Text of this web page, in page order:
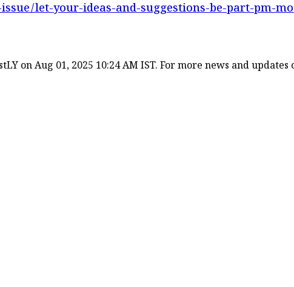
let-your-ideas-and-suggestions-be-part-pm-
on Aug 01, 2025 10:24 AM IST. For more news and